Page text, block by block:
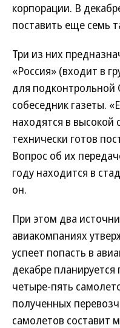
корпорации. В
поставить еще семь
Три из них
«Россия» (входит в
для подконтрольной
собеседник газеты.
находятся в высокой
технически готов
Вопрос об их
году находится в
он.
При этом два
авиакомпаниях
успеет попасть в
декабре
четыре-пять
полученных
самолетов составит